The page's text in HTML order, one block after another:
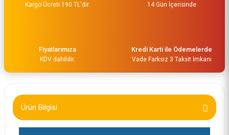
Kargo Ücreti 190 TL'dir. 14 Gün İçerisinde
Fiyatlarımıza
KDV dahildir.
Kredi Karti ile Ödemelerde
Vade Farksız 3 Taksit İmkanı
Ürün Bilgisi